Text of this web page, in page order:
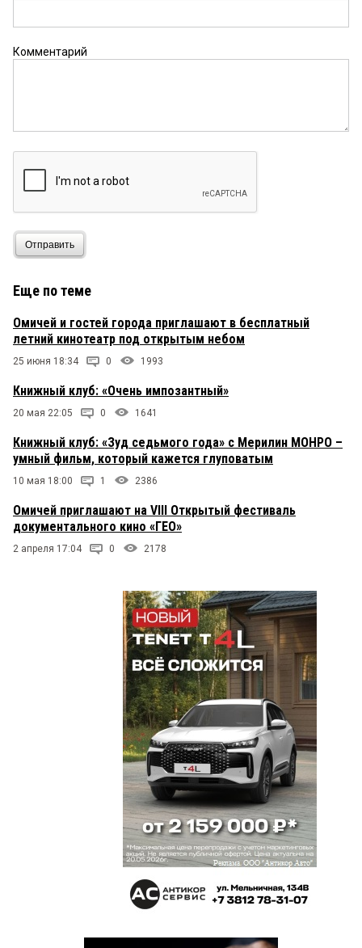
Комментарий
Отправить
Еще по теме
Омичей и гостей города приглашают в бесплатный
летний кинотеатр под открытым небом
25 июня 18:34 0 1993
Книжный клуб: «Очень импозантный»
20 мая 22:05 0 1641
Книжный клуб: «Зуд седьмого года» с Мерилин МОНРО –
умный фильм, который кажется глуповатым
10 мая 18:00 1 2386
Омичей приглашают на VIII Открытый фестиваль
документального кино «ГЕО»
2 апреля 17:04 0 2178